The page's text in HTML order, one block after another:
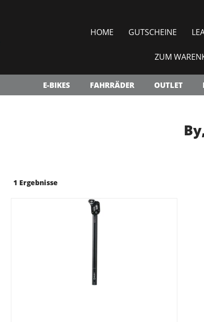
HOME GUTSCHEINE
ZUM
E-BIKES FAHRRÄDER OUTLET
1 Ergebnisse